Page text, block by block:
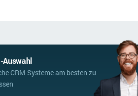
Auswahl
CRM-Systeme am besten zu